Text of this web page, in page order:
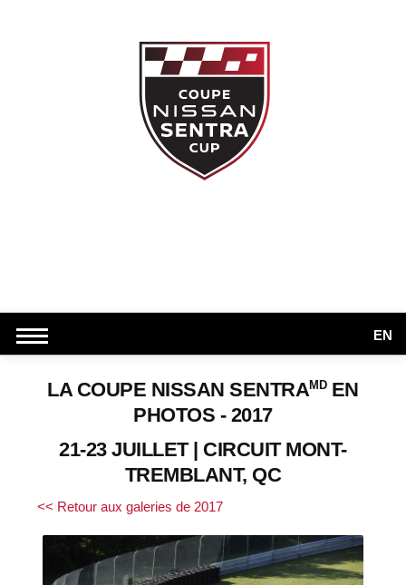
EN
LA COUPE NISSAN SENTRAMDEN
PHOTOS - 2017
21-23 JUILLET | CIRCUIT MONT-
TREMBLANT, QC
<< Retour aux galeries de 2017